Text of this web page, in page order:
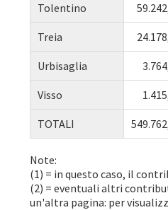
Tolentino
Treia
Urbisaglia
Visso
TOTALI
Note:
(1) = in questo caso, il
(2) = eventuali altri
un'altra pagina: per